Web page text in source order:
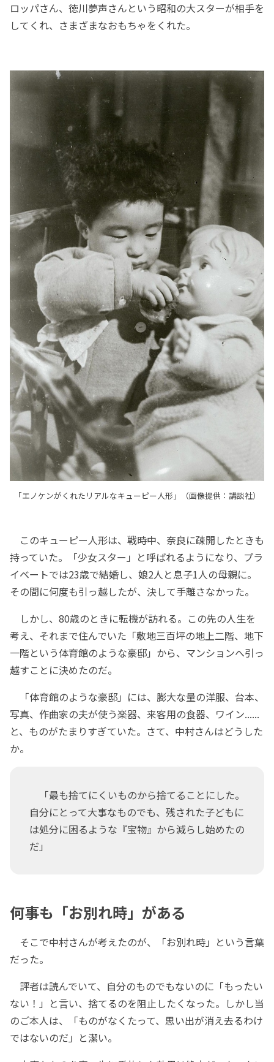
ロッパさん、徳川夢声さんという昭和の大スターが相手を
してくれ、さまざまなおもちゃをくれた。
「エノケンがくれたリアルなキューピー人形」（画像提供：講談社）
このキューピー人形は、戦時中、奈良に疎開したときも
持っていた。「少女スター」と呼ばれるようになり、プラ
イベートでは23歳で結婚し、娘2人と息子1人の母親に。
その間に何度も引っ越したが、決して手離さなかった。
しかし、80歳のときに転機が訪れる。この先の人生を
考え、それまで住んでいた「敷地三百坪の地上二階、地下
一階という体育館のような豪邸」から、マンションへ引っ
越すことに決めたのだ。
「体育館のような豪邸」には、膨大な量の洋服、台本、
写真、作曲家の夫が使う楽器、来客用の食器、ワイン......
と、ものがたまりすぎていた。さて、中村さんはどうした
か。
「最も捨てにくいものから捨てることにした。
自分にとって大事なものでも、残された子どもに
は処分に困るような『宝物』から減らし始めたの
だ」
何事も「お別れ時」がある
そこで中村さんが考えたのが、「お別れ時」という言葉
だった。
評者は読んでいて、自分のものでもないのに「もったい
ない！」と言い、捨てるのを阻止したくなった。しかし当
のご本人は、「ものがなくたって、思い出が消え去るわけ
ではないのだ」と潔い。